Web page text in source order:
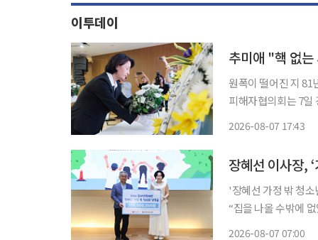
이투데이
추미애 "핵 없
원폭이 떨어진 지 81
피해자협의회는 7일
2026-08-07 17:43
'장혜선 가정 밖 청
“집을 나올 수밖에
2026-08-07 07:00